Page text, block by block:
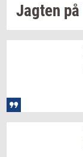
Jag­ten på